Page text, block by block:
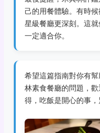
己的用餐體驗。有時
星級餐廳更深刻。這
一定適合你。
希望這篇指南對你有
林素食餐廳的問題，
得，吃飯是開心的事，